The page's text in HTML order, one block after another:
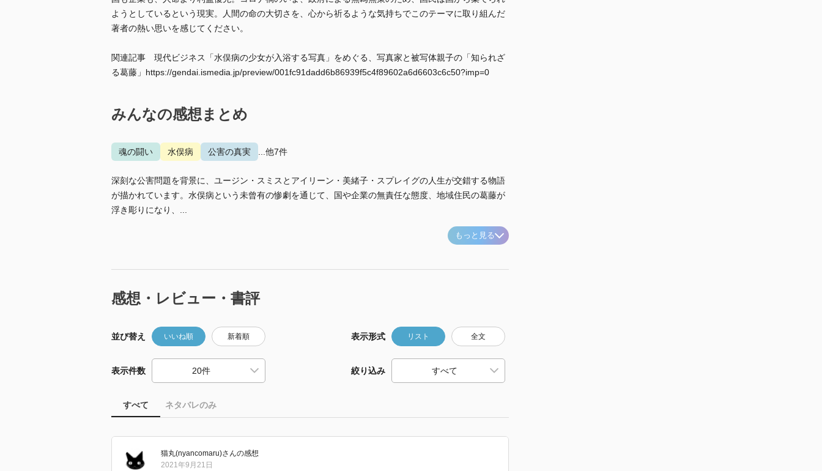
ようとしているという現実。人間の命の大切さを、心から祈るような気持ちでこのテーマに取り組んだ
著者の熱い思いを感じてください。
関連記事 現代ビジネス「水俣病の少女が入浴する写真」をめぐる、写真家と被写体親子の「知られざ
る葛藤」https://gendai.ismedia.jp/preview/001fc91dadd6b86939f5c4f89602a6d6603c6c50?imp=0
みんなの感想まとめ
魂の闘い 水俣病 公害の真実 ...他7件
深刻な公害問題を背景に、ユージン・スミスとアイリーン・美緒子・スプレイグの人生が交錯する物語
が描かれています。水俣病という未曾有の惨劇を通じて、国や企業の無責任な態度、地域住民の葛藤が
浮き彫りになり、...
もっと見る
感想・レビュー・書評
並び替え いいね順 新着順 表示形式 リスト 全文
表示件数 絞り込み
すべて ネタバレのみ
猫丸(nyancomaru)さんの感想
2021年9月21日